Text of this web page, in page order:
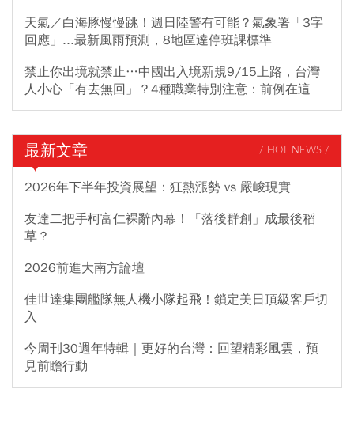
天氣／白海豚慢慢跳！週日陸警有可能？氣象署「3字
回應」...最新風雨預測，8地區達停班課標準
禁止你出境就禁止…中國出入境新規9/15上路，台灣
人小心「有去無回」？4種職業特別注意：前例在這
最新文章 / HOT NEWS /
2026年下半年投資展望：狂熱漲勢 vs 嚴峻現實
友達二把手柯富仁裸辭內幕！「落後群創」成最後稻
草？
2026前進大南方論壇
佳世達集團艦隊無人機小隊起飛！鎖定美日頂級客戶切
入
今周刊30週年特輯｜更好的台灣：回望精彩風雲，預
見前瞻行動